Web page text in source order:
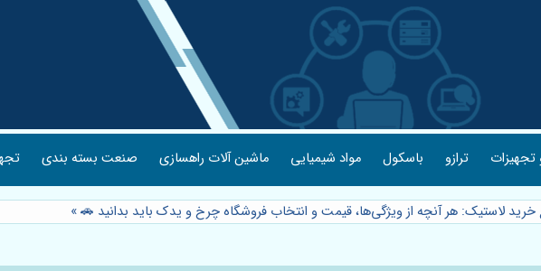
تجهیزات ترازو باسکول مواد شیمیایی ماشین آلات راهسازی صنعت بسته بندی
خرید لاستیک: هر آنچه از ویژگی‌ها، قیمت و انتخاب فروشگاه چرخ و یدک باید بدانید 🚗»